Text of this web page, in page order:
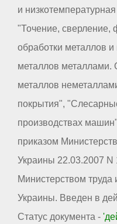
и
"Точение, сверление,
обработки металлов
металлов металлами.
металлов
покрытия",
производствах
приказом
Украины 22.03.2007 N
Министерством труда
Украины. Введен в
Статус документа -